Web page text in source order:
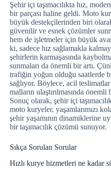
Şehir içi taşımacılıkta hız,
bir parçası haline geldi. Moto
büyük destekçilerinden biri
güvenilir ve esnek çözümler
hem de işletmeler için büyük
ki, sadece hız sağlamakla
şehirlerin karmaşasında
sunmaları da önemli bir artı.
trafiğin yoğun olduğu saatlerde
sağlıyor. Böylece, acil
malların ulaştırılmasında
Sonuç olarak, şehir içi
moto kuryeler, yaşamlarımızı
şehir yaşamının dinamiklerine
bir taşımacılık çözümü sunuyor.
Sıkça Sorulan Sorular
Hızlı kurye hizmetleri ne kadar